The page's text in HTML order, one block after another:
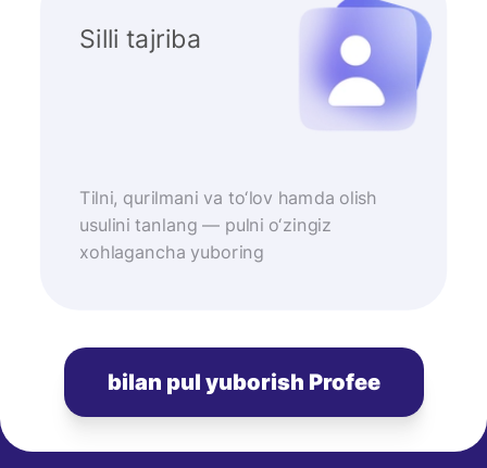
Silli tajriba
Tilni, qurilmani va to‘lov hamda olish
usulini tanlang — pulni o‘zingiz
xohlagancha yuboring
bilan pul yuborish Profee